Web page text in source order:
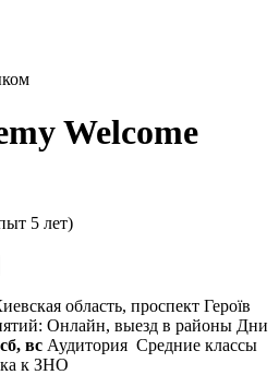
Welcome
5 лет)
область, проспект Героїв
Онлайн, выезд в районы Дни
вс Аудитория Средние классы
к ЗНО